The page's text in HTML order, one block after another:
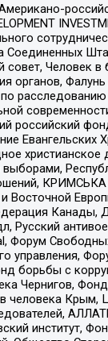
Человек в
органов,
российский
Евангельских
христианское
выборами,
и Восточной
Канады,
Русский
Форум
управления,
борьбы с
Чернигов,
человека Крым,
институт,